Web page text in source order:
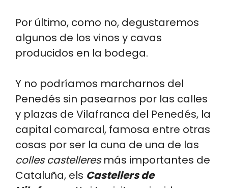
Por último, como no, degustaremos
algunos de los vinos y cavas
producidos en la bodega.
Y no podríamos marcharnos del
Penedés sin pasearnos por las calles
y plazas de Vilafranca del Penedés, la
capital comarcal, famosa entre otras
cosas por ser la cuna de una de las
colles castelleresmás importantes de
Cataluña, els Castellers de